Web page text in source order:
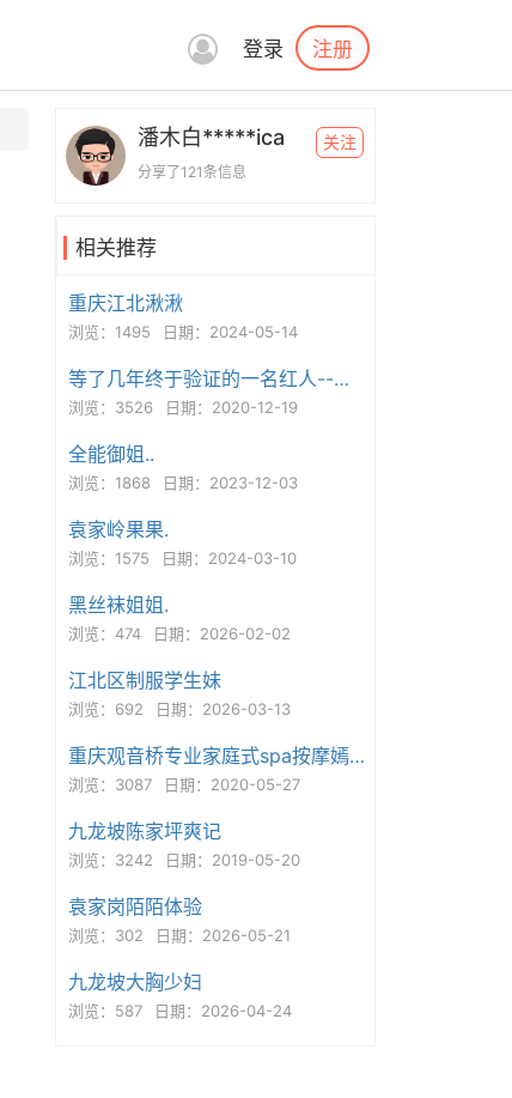
登录 注册
潘木白*****ica
分享了121条信息
关注
相关推荐
重庆江北湫湫
浏览：1495 日期：2024-05-14
等了几年终于验证的一名红人--妲己
浏览：3526 日期：2020-12-19
全能御姐..
浏览：1868 日期：2023-12-03
袁家岭果果.
浏览：1575 日期：2024-03-10
黑丝袜姐姐.
浏览：474 日期：2026-02-02
江北区制服学生妹
浏览：692 日期：2026-03-13
重庆观音桥专业家庭式spa按摩嫣然
浏览：3087 日期：2020-05-27
九龙坡陈家坪爽记
浏览：3242 日期：2019-05-20
袁家岗陌陌体验
浏览：302 日期：2026-05-21
九龙坡大胸少妇
浏览：587 日期：2026-04-24